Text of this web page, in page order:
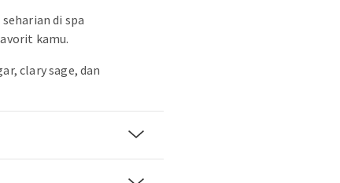
di spa
kamu.
clary sage, dan